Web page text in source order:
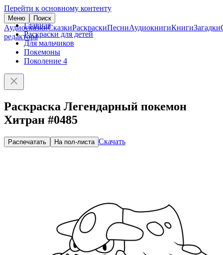
Перейти к основному контенту
Меню Поиск
АудиосказкиСказкиРаскраскиПесниАудиокнигиКнигиЗагадки
редактора
Главная
Раскраски для детей
Для мальчиков
Покемоны
Поколение 4
Раскраска Легендарный покемон
Хитран #0485
Распечатать На пол-листа Скачать